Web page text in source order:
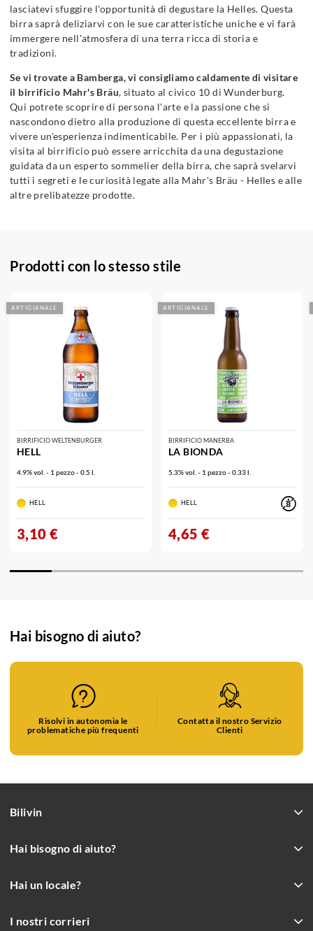
lasciatevi sfuggire l'opportunità di degustare la Helles. Questa
birra saprà deliziarvi con le sue caratteristiche uniche e vi farà
immergere nell'atmosfera di una terra ricca di storia e
tradizioni.
Se vi trovate a Bamberga, vi consigliamo caldamente di visitare
il birrificio Mahr's Bräu, situato al civico 10 di Wunderburg.
Qui potrete scoprire di persona l'arte e la passione che si
nascondono dietro alla produzione di questa eccellente birra e
vivere un'esperienza indimenticabile. Per i più appassionati, la
visita al birrificio può essere arricchita da una degustazione
guidata da un esperto sommelier della birra, che saprà svelarvi
tutti i segreti e le curiosità legate alla Mahr's Bräu - Helles e alle
altre prelibatezze prodotte.
Prodotti con lo stesso stile
ARTIGIANALE
BIRRIFICIO WELTENBURGER
HELL
4.9% vol. - 1 pezzo - 0.5 l.
HELL
3,10 €
ARTIGIANALE
BIRRIFICIO MANERBA
LA BIONDA
5.3% vol. - 1 pezzo - 0.33 l.
HELL
4,65 €
Hai bisogno di aiuto?
Risolvi in autonomia le
problematiche più frequenti
Contatta il nostro Servizio
Clienti
Bilivin
Hai bisogno di aiuto?
Hai un locale?
I nostri corrieri